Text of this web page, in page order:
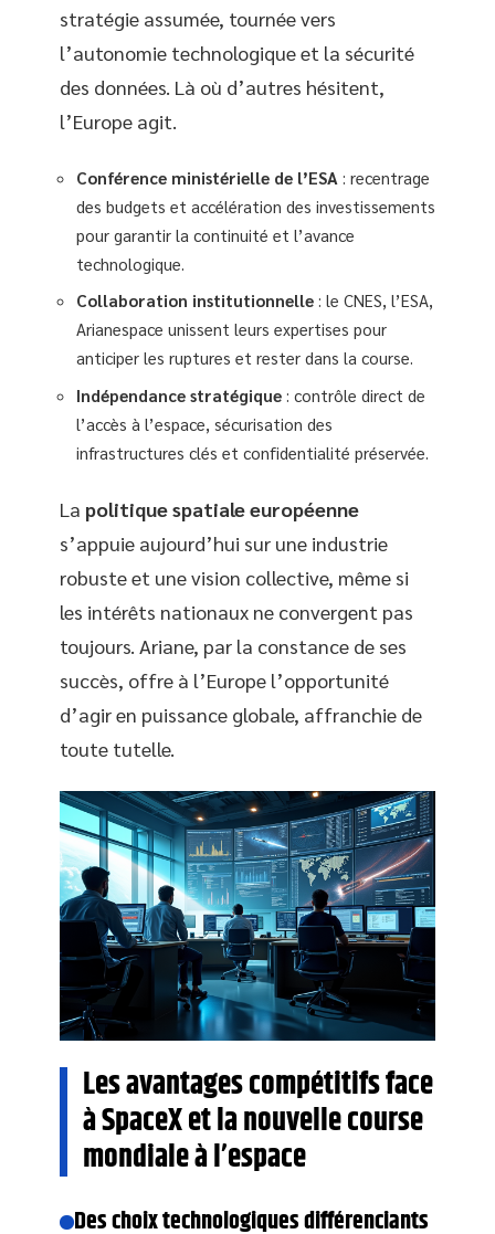
stratégie assumée, tournée vers
l’autonomie technologique et la sécurité
des données. Là où d’autres hésitent,
l’Europe agit.
Conférence ministérielle de l’ESA : recentrage
des budgets et accélération des investissements
pour garantir la continuité et l’avance
technologique.
Collaboration institutionnelle : le CNES, l’ESA,
Arianespace unissent leurs expertises pour
anticiper les ruptures et rester dans la course.
Indépendance stratégique : contrôle direct de
l’accès à l’espace, sécurisation des
infrastructures clés et confidentialité préservée.
La politique spatiale européenne
s’appuie aujourd’hui sur une industrie
robuste et une vision collective, même si
les intérêts nationaux ne convergent pas
toujours. Ariane, par la constance de ses
succès, offre à l’Europe l’opportunité
d’agir en puissance globale, affranchie de
toute tutelle.
Les avantages compétitifs face
à SpaceX et la nouvelle course
mondiale à l’espace
Des choix technologiques différenciants